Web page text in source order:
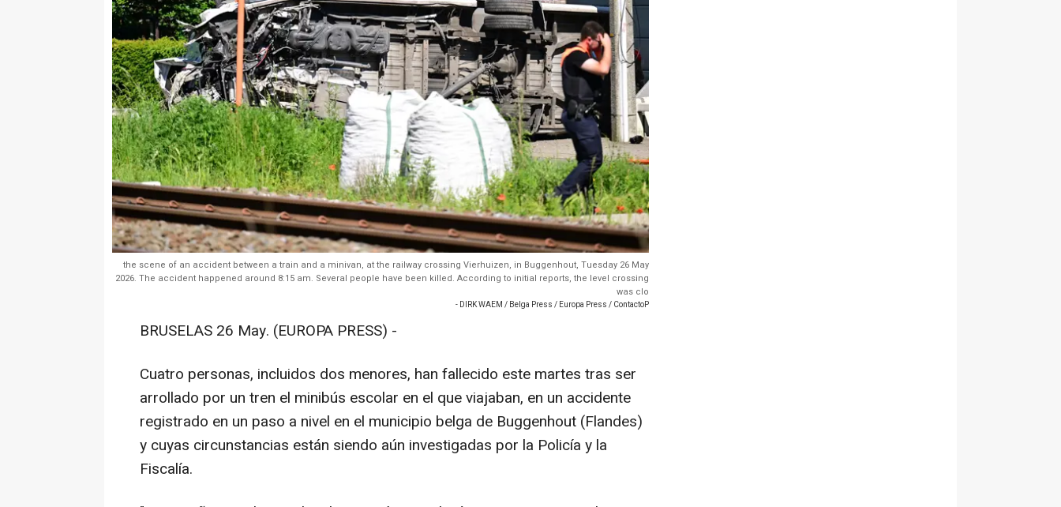
the scene of an accident between a train and a minivan, at the railway crossing Vierhuizen, in Buggenhout, Tuesday 26 May
2026. The accident happened around 8:15 am. Several people have been killed. According to initial reports, the level crossing
was clo
- DIRK WAEM / Belga Press / Europa Press / ContactoP
BRUSELAS 26 May. (EUROPA PRESS) -
Cuatro personas, incluidos dos menores, han fallecido este martes tras ser
arrollado por un tren el minibús escolar en el que viajaban, en un accidente
registrado en un paso a nivel en el municipio belga de Buggenhout (Flandes)
y cuyas circunstancias están siendo aún investigadas por la Policía y la
Fiscalía.